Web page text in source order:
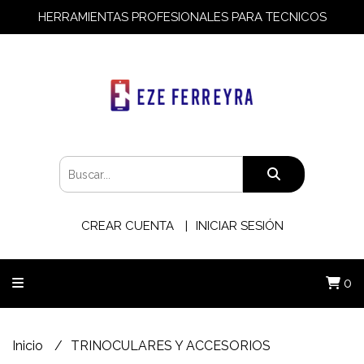
HERRAMIENTAS PROFESIONALES PARA TECNICOS
CREAR CUENTA INICIAR SESIÓN
0
Inicio TRINOCULARES Y ACCESORIOS